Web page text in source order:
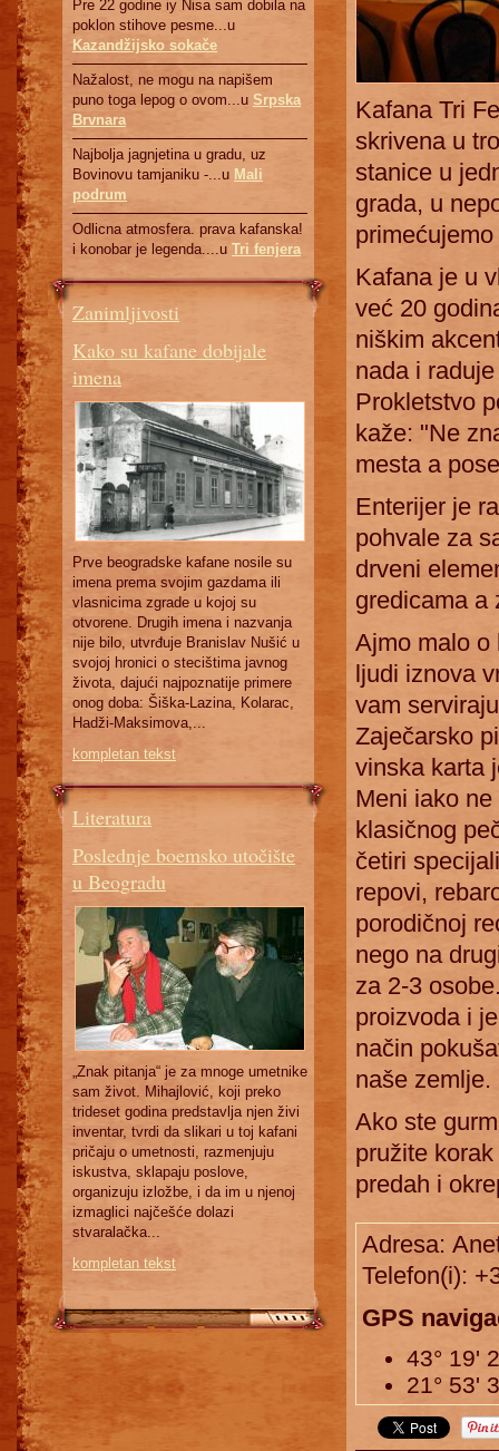
Pre 22 godine iy Nisa sam dobila na
poklon stihove pesme...u
Kazandžijsko sokače
Nažalost, ne mogu na napišem
puno toga lepog o ovom...u Srpska
Brvnara
Najbolja jagnjetina u gradu, uz
Bovinovu tamjaniku -...u Mali
podrum
Odlicna atmosfera. prava kafanska!
i konobar je legenda....u Tri fenjera
Zanimljivosti
Kako su kafane dobijale
imena
Prve beogradske kafane nosile su
imena prema svojim gazdama ili
vlasnicima zgrade u kojoj su
otvorene. Drugih imena i nazvanja
nije bilo, utvrđuje Branislav Nušić u
svojoj hronici o stecištima javnog
života, dajući najpoznatije primere
onog doba: Šiška-Lazina, Kolarac,
Hadži-Maksimova,...
kompletan tekst
Literatura
Poslednje boemsko utočište
u Beogradu
„Znak pitanja“ je za mnoge umetnike
sam život. Mihajlović, koji preko
trideset godina predstavlja njen živi
inventar, tvrdi da slikari u toj kafani
pričaju o umetnosti, razmenjuju
iskustva, sklapaju poslove,
organizuju izložbe, i da im u njenoj
izmaglici najčešće dolazi
stvaralačka...
kompletan tekst
Kafana Tri
skrivena u
stanice u
grada, u
Kafana je u
već 20
niškim
nada i
Prokletstvo
kaže: "Ne
mesta a
Enterijer je
pohvale za
drveni
gredicama a
Ajmo malo o
ljudi iznova
vam
Zaječarsko
vinska karta
Meni iako
klasičnog
četiri
repovi,
porodičnoj
nego na
za 2-3
proizvoda i
način
naše zemlje.
Ako ste
pružite
predah i
Adresa:
Telefon(i):
GPS
43° 19'
21° 53'